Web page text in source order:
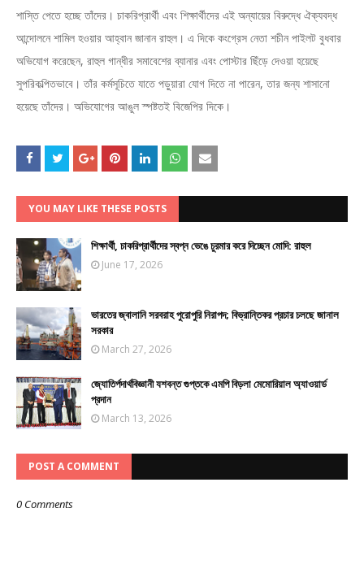
শাস্তি পেতে হচ্ছে তাঁদের। চাকরিপ্রার্থী এবং শিক্ষার্থীদের এই অন্যায়ের বিরুদ্ধে ঐক্যবদ্ধ
আন্দোলনে শামিল হওয়ার আহ্বান জানান রাহুল। এ দিকে কংগ্রেস নেতা শচীন পাইলট বুধবার
অভিযোগ করেছেন, রাহুল গান্ধীর সমাবেশের ব্যানার এবং পোস্টার ছিঁড়ে দেওয়া হয়েছে
সুপরিকল্পিতভাবে। তাঁর কর্মসূচিতে যাতে পড়ুয়ারা যোগ দিতে না পারেন, তার জন্য শাসানো
হয়েছে তাঁদের। অভিযোগের আঙুল স্পষ্টতই বিজেপির দিকে।
YOU MAY LIKE THESE POSTS
শিক্ষার্থী, চাকরিপ্রার্থীদের স্বপ্ন ভেঙে চুরমার করে দিচ্ছেন মোদি: রাহুল
June 17, 2026
ভারতের জ্বালানি সরবরাহ পুরোপুরি নিরাপদ; বিভ্রান্তিকর প্রচার চলছে জানাল
সরকার
March 27, 2026
জ্যোতির্পদার্থবিজ্ঞানী যশবন্ত গুপ্তকে এমপি বিড়লা মেমোরিয়াল অ্যাওয়ার্ড
প্রদান
March 13, 2026
POST A COMMENT
0 Comments